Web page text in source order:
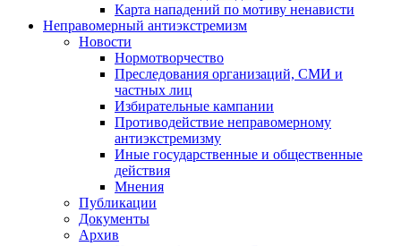
Карта нападений по мотиву ненависти
Неправомерный антиэкстремизм
Новости
Нормотворчество
Преследования организаций, СМИ и
частных лиц
Избирательные кампании
Противодействие неправомерному
антиэкстремизму
Иные государственные и общественные
действия
Мнения
Публикации
Документы
Архив